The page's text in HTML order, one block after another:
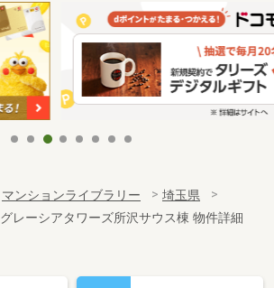
マンションライブラリー
埼玉県
グレーシアタワーズ所沢サウス棟 物件詳細